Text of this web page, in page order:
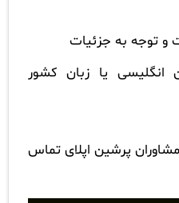
و توجه به جزئیات
انگلیسی یا زبان کشور
پرشین اپلای تماس